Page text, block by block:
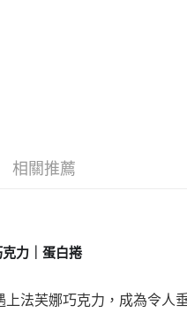
相關推薦
力｜蛋白捲
上法芙娜巧克力，成為令人